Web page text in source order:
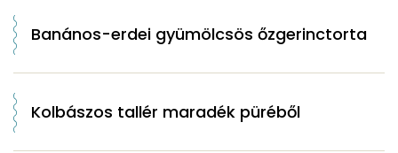
Banános-erdei gyümölcsös őzgerinctorta
Kolbászos tallér maradék püréből